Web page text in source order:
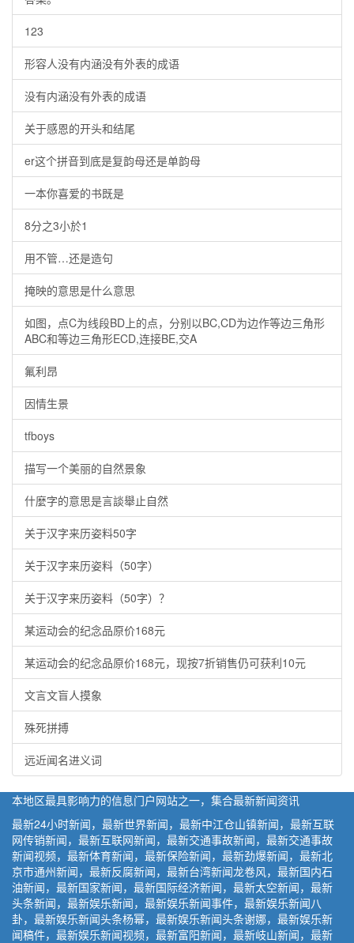
123
形容人没有内涵没有外表的成语
没有内涵没有外表的成语
关于感恩的开头和结尾
er这个拼音到底是复韵母还是单韵母
一本你喜爱的书既是
8分之3小於1
用不管…还是造句
掩映的意思是什么意思
如图，点C为线段BD上的点，分别以BC,CD为边作等边三角形
ABC和等边三角形ECD,连接BE,交A
氟利昂
因情生景
tfboys
描写一个美丽的自然景象
什麼字的意思是言談舉止自然
关于汉字来历姿料50字
关于汉字来历姿料（50字）
关于汉字来历姿料（50字）？
某运动会的纪念品原价168元
某运动会的纪念品原价168元，现按7折销售仍可获利10元
文言文盲人摸象
殊死拼搏
远近闻名进义词
本地区最具影响力的信息门户网站之一，集合最新新闻资讯
最新24小时新闻，最新世界新闻，最新中江仓山镇新闻，最新互联
网传销新闻，最新互联网新闻，最新交通事故新闻，最新交通事故
新闻视频，最新体育新闻，最新保险新闻，最新劲爆新闻，最新北
京市通州新闻，最新反腐新闻，最新台湾新闻龙卷风，最新国内石
油新闻，最新国家新闻，最新国际经济新闻，最新太空新闻，最新
头条新闻，最新娱乐新闻，最新娱乐新闻事件，最新娱乐新闻八
卦，最新娱乐新闻头条杨幂，最新娱乐新闻头条谢娜，最新娱乐新
闻稿件，最新娱乐新闻视频，最新富阳新闻，最新岐山新闻，最新